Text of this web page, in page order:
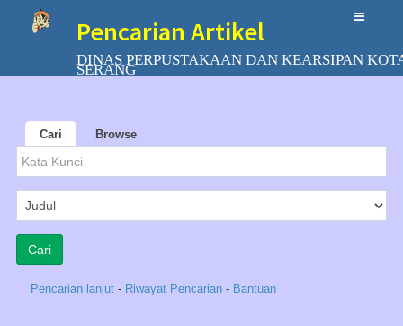
Pencarian Artikel
DINAS PERPUSTAKAAN DAN KEARSIPAN
SERANG
Cari Browse
Pencarian lanjut - Riwayat Pencarian - Bantuan